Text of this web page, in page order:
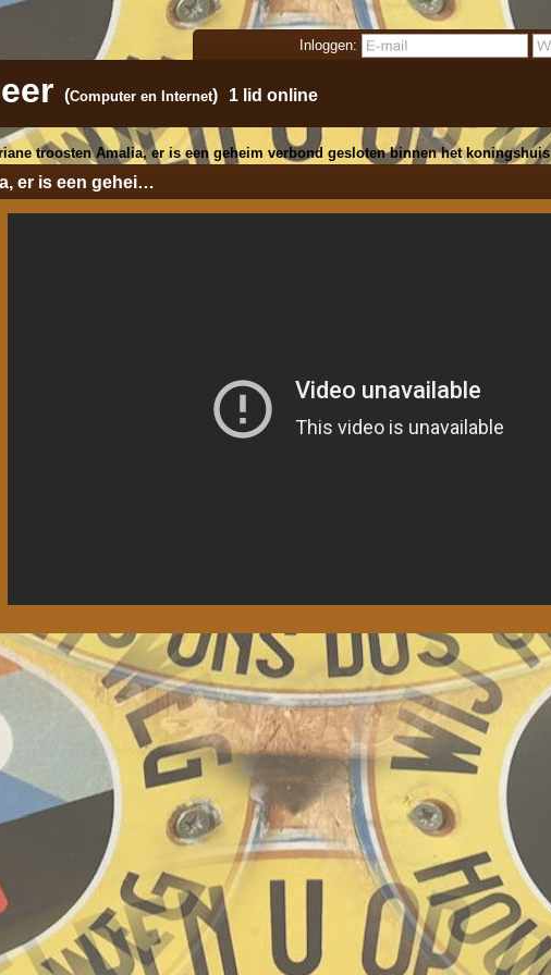
Inloggen:
(Computer en Internet) 1 lid online
troosten Amalia, er is een geheim verbond gesloten binnen het koningshuis
er is een gehei…